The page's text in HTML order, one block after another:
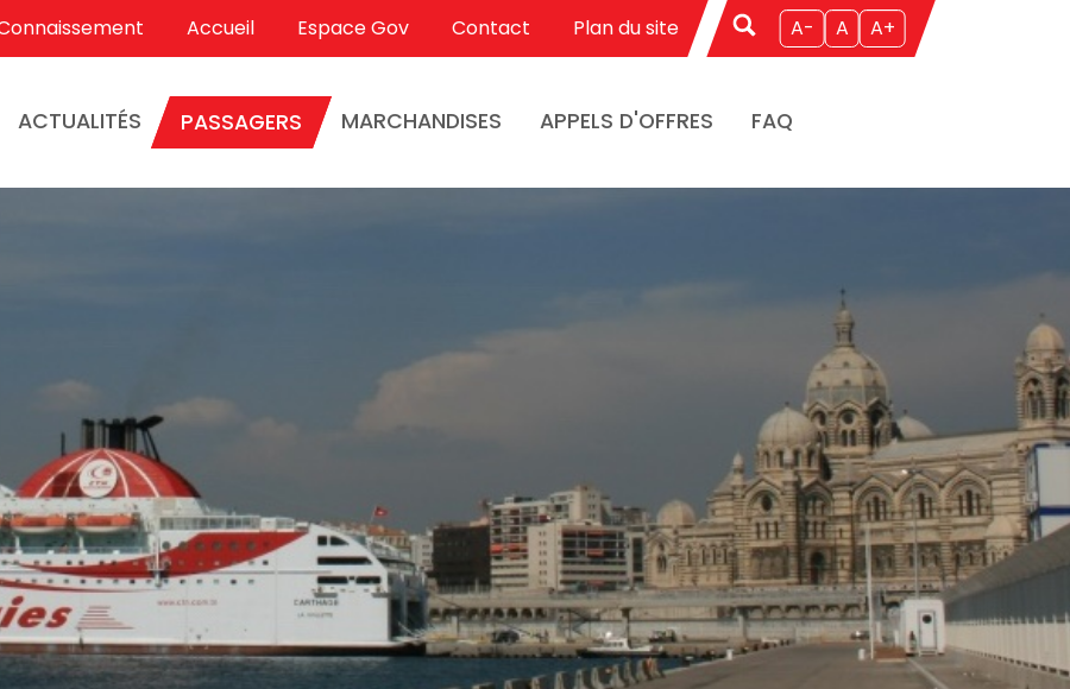
A- A A+
Accueil Espace Gov Contact Plan du site
ACTUALITÉS PASSAGERS MARCHANDISES APPELS D'OFFRES FAQ